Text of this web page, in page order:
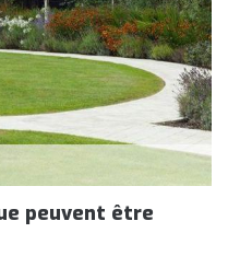
peuvent être